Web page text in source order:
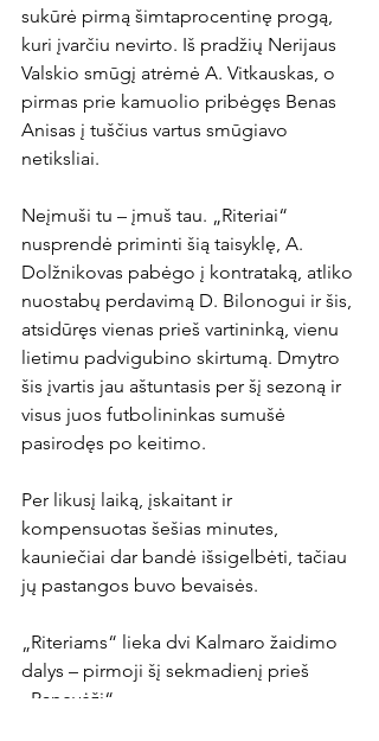
sukūrė pirmą šimtaprocentinę progą,
kuri įvarčiu nevirto. Iš pradžių Nerijaus
Valskio smūgį atrėmė A. Vitkauskas, o
pirmas prie kamuolio pribėgęs Benas
Anisas į tuščius vartus smūgiavo
netiksliai.
Neįmuši tu – įmuš tau. „Riteriai“
nusprendė priminti šią taisyklę, A.
Dolžnikovas pabėgo į kontrataką, atliko
nuostabų perdavimą D. Bilonogui ir šis,
atsidūręs vienas prieš vartininką, vienu
lietimu padvigubino skirtumą. Dmytro
šis įvartis jau aštuntasis per šį sezoną ir
visus juos futbolininkas sumušė
pasirodęs po keitimo.
Per likusį laiką, įskaitant ir
kompensuotas šešias minutes,
kauniečiai dar bandė išsigelbėti, tačiau
jų pastangos buvo bevaisės.
„Riteriams“ lieka dvi Kalmaro žaidimo
dalys – pirmoji šį sekmadienį prieš
„Panevėžį“.